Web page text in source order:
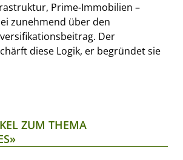
Prime-Immobilien –
zunehmend über den
Der
diese Logik, er begründet sie
ZUM THEMA